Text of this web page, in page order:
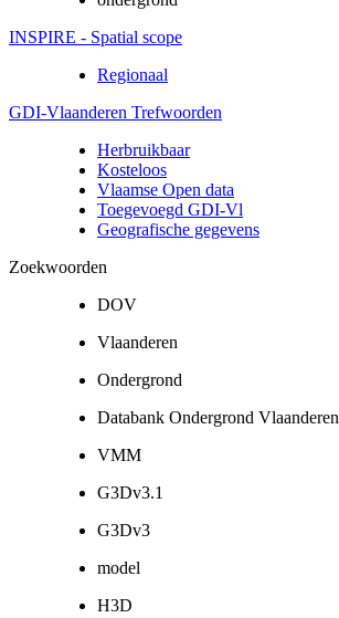
INSPIRE - Spatial scope
Regionaal
GDI-Vlaanderen Trefwoorden
Herbruikbaar
Kosteloos
Vlaamse Open data
Toegevoegd GDI-Vl
Geografische gegevens
Zoekwoorden
DOV
Vlaanderen
Ondergrond
Databank Ondergrond Vlaanderen
VMM
G3Dv3.1
G3Dv3
model
H3D